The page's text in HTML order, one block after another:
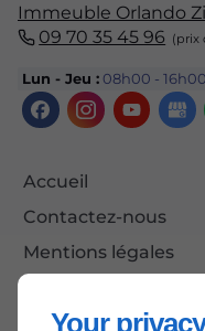
Your
Immeuble Orlando
09 70 35 45 96
Lun - Jeu : 08h00 - 16h00
Accueil
Contactez-nous
Mentions légales